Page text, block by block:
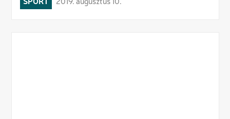
SPORT 2019. augusztus 10.